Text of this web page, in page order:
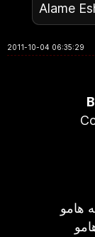
Alame
2011-10-04 06:35:29
هامو